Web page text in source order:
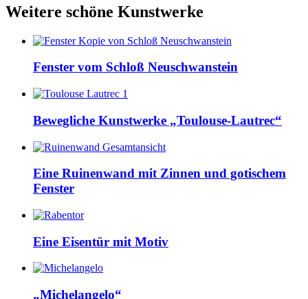
Weitere schöne Kunstwerke
Fenster vom Schloß Neuschwanstein
Bewegliche Kunstwerke „Toulouse-Lautrec“
Eine Ruinenwand mit Zinnen und gotischem
Fenster
Eine Eisentür mit Motiv
„Michelangelo“